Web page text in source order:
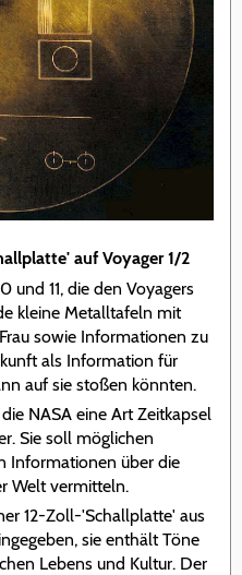
auf Voyager 1/2
und 11, die den Voyagers
kleine Metalltafeln mit
sowie Informationen zu
als Information für
auf sie stoßen könnten.
NASA eine Art Zeitkapsel
Sie soll möglichen
Informationen über die
Welt vermitteln.
12-Zoll-'Schallplatte' aus
sie enthält Töne
Lebens und Kultur. Der